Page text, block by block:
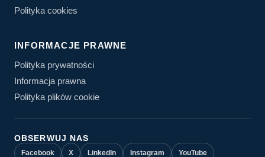
Polityka cookies
INFORMACJE PRAWNE
Polityka prywatności
Informacja prawna
Polityka plików cookie
OBSERWUJ NAS
Facebook X LinkedIn Instagram YouTube